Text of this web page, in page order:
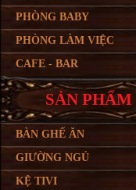
PHÒNG BABY
PHÒNG LÀM VIỆC
CAFE - BAR
SẢN PHẨM
BÀN GHẾ ĂN
GIƯỜNG NGỦ
KỆ TIVI